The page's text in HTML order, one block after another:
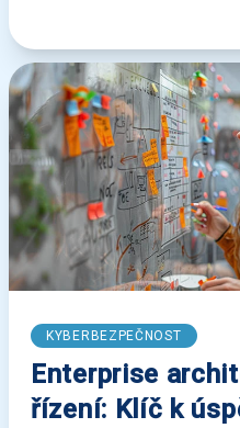
KYBERBEZPEČNOST
Enterprise
řízení: Klíč k